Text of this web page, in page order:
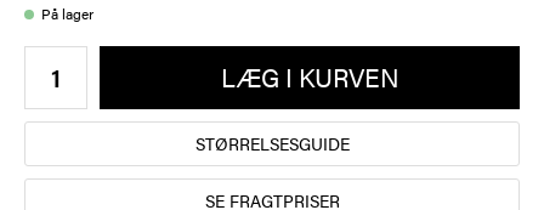
På lager
LÆG I KURVEN
STØRRELSESGUIDE
SE FRAGTPRISER